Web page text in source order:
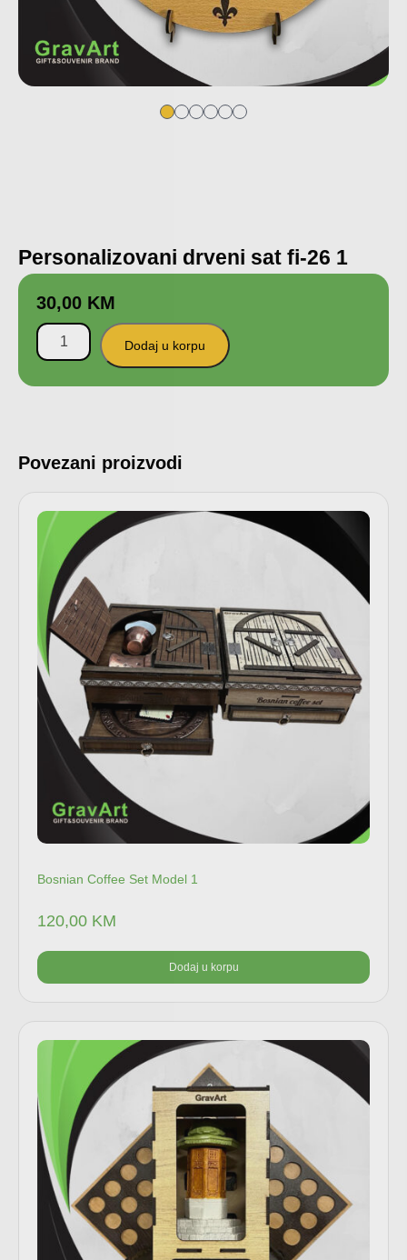
Personalizovani drveni sat fi-26 1
30,00 KM
Dodaj u korpu
Povezani proizvodi
Bosnian Coffee Set Model 1
120,00 KM
Dodaj u korpu